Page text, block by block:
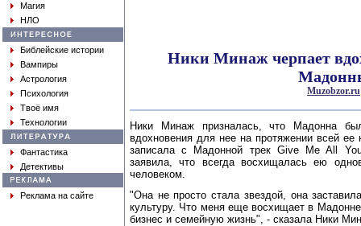
Магия
НЛО
Библейские истории
Вампиры
Астрология
Психология
Твоё имя
Технологии
Фантастика
Детективы
Реклама на сайте
Ники Минаж черпает
Muzobzor.ru
Ники Минаж призналась, что Мадонна
вдохновения для нее на протяжении всей ее
записала с Мадонной трек Give Me All
заявила, что всегда восхищалась ею
человеком.
"Она не просто стала звездой, она
культуру. Что меня еще восхищает в
бизнес и семейную жизнь", - сказала Ники